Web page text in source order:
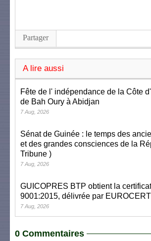
Partager
A lire aussi
Fête de l' indépendance de la Côte
de Bah Oury à Abidjan
7 Aug, 2026
Sénat de Guinée : le temps des
et des grandes consciences de la
Tribune )
7 Aug, 2026
GUICOPRES BTP obtient la
9001:2015, délivrée par
7 Aug, 2026
0 Commentaires